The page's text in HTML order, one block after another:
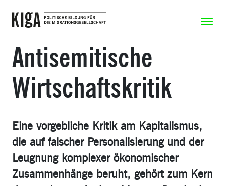
Zeige
Antisemitische
Wirtschaftskritik
Eine vorgebliche Kritik am Kapitalismus,
die auf falscher Personalisierung und der
Leugnung komplexer ökonomischer
Zusammenhänge beruht, gehört zum Kern